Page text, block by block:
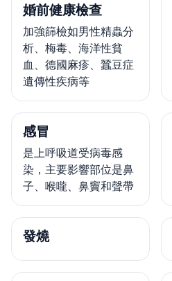
婚前健康檢查
加強篩檢如男性精蟲分
析、梅毒、海洋性貧
血、德國麻疹、蠶豆症
遺傳性疾病等
感冒
是上呼吸道受病毒感
染，主要影響部位是鼻
子、喉嚨、鼻竇和聲帶
發燒